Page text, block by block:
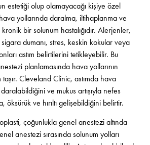
estetiği olup olamayacağı kişiye özel
yollarında daralma, iltihaplanma ve
bir solunum hastalığıdır. Alerjenler,
dumanı, stres, keskin kokular veya
astım belirtilerini tetikleyebilir. Bu
planlamasında hava yollarının
Cleveland Clinic, astımda hava
ve mukus artışıyla nefes
öksürük ve hırıltı gelişebildiğini belirtir.
çoğunlukla genel anestezi altında
anestezi sırasında solunum yolları